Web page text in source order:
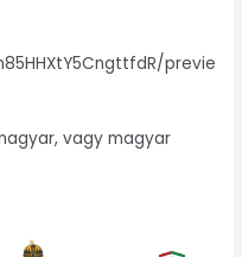
previe
vagy magyar